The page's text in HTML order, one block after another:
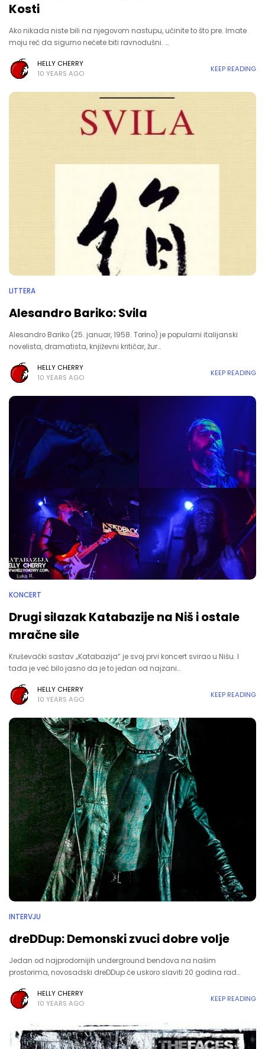
Kosti
Ako nikada niste bili na njegovom nastupu, učinite to što pre. Imate
moju reč da sigurno nećete biti ravnodušni. …
HELLY CHERRY
10 YEARS AGO
KEEP READING
LITTERA
Alesandro Bariko: Svila
Alesandro Bariko (25. januar, 1958. Torino) je popularni italijanski
novelista, dramatista, književni kritičar, žur…
HELLY CHERRY
10 YEARS AGO
KEEP READING
KONCERT
Drugi silazak Katabazije na Niš i ostale
mračne sile
Kruševački sastav „Katabazija“ je svoj prvi koncert svirao u Nišu. I
tada je već bilo jasno da je to jedan od najzani…
HELLY CHERRY
10 YEARS AGO
KEEP READING
INTERVJU
dreDDup: Demonski zvuci dobre volje
Jedan od najprodornijih underground bendova na našim
prostorima, novosadski dreDDup će uskoro slaviti 20 godina rad…
HELLY CHERRY
10 YEARS AGO
KEEP READING